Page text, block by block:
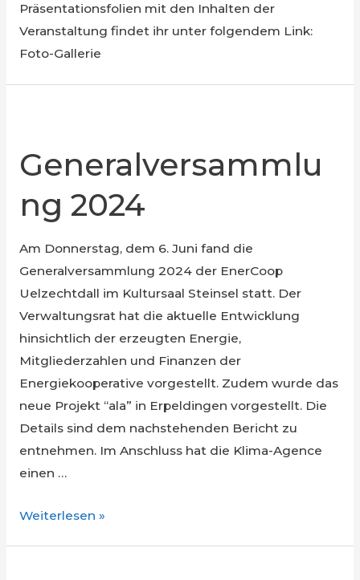
Präsentationsfolien mit den Inhalten der
Veranstaltung findet ihr unter folgendem Link:
Foto-Gallerie
Generalversammlu
ng 2024
Am Donnerstag, dem 6. Juni fand die
Generalversammlung 2024 der EnerCoop
Uelzechtdall im Kultursaal Steinsel statt. Der
Verwaltungsrat hat die aktuelle Entwicklung
hinsichtlich der erzeugten Energie,
Mitgliederzahlen und Finanzen der
Energiekooperative vorgestellt. Zudem wurde das
neue Projekt “ala” in Erpeldingen vorgestellt. Die
Details sind dem nachstehenden Bericht zu
entnehmen. Im Anschluss hat die Klima-Agence
einen …
Generalversammlung
Weiterlesen »